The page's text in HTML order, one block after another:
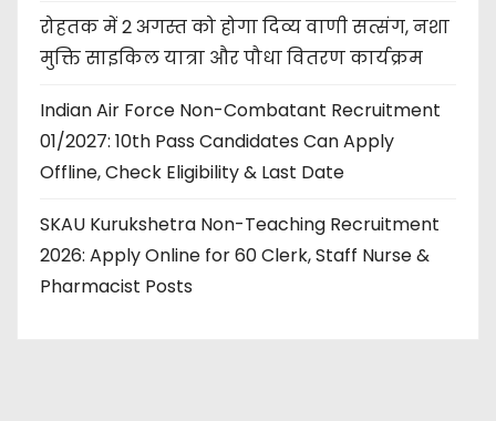
रोहतक में 2 अगस्त को होगा दिव्य वाणी सत्संग, नशा
मुक्ति साइकिल यात्रा और पौधा वितरण कार्यक्रम
Indian Air Force Non-Combatant Recruitment
01/2027: 10th Pass Candidates Can Apply
Offline, Check Eligibility & Last Date
SKAU Kurukshetra Non-Teaching Recruitment
2026: Apply Online for 60 Clerk, Staff Nurse &
Pharmacist Posts